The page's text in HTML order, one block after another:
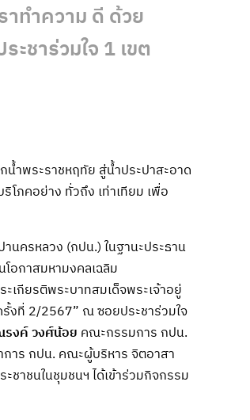
ทำความ ดี ด้วย
ชาร่วมใจ 1 เขต
น้ำพระราชหฤทัย สู่น้ำประปาสะอาด
โภคอย่าง ทั่วถึง เท่าเทียม เพื่อ
นครหลวง (กปน.) ในฐานะประธาน
อกาสมหามงคลเฉลิม
เกียรติพระบาทสมเด็จพระเจ้าอยู่
งที่ 2/2567” ณ ซอยประชาร่วมใจ
งค์ วงศ์น้อย คณะกรรมการ กปน.
การ กปน. คณะผู้บริหาร จิตอาสา
าชนในชุมชนฯ ได้เข้าร่วมกิจกรรม